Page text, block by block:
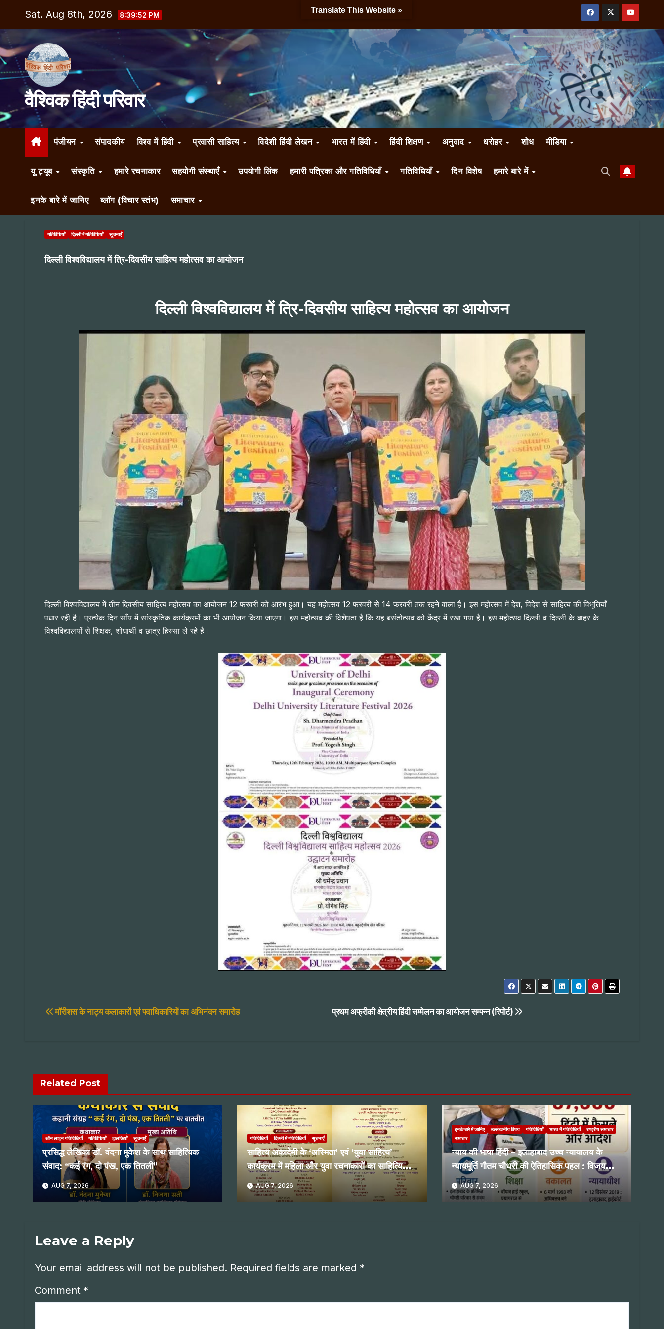
content
Sat. Aug 8th, 2026 8:39:53 PM
वैश्विक हिंदी परिवार
पंजीयन संपादकीय विश्व में हिंदी प्रवासी साहित्य विदेशी हिंदी लेखन भारत में हिंदी हिंदी शिक्षण अनुवाद धरोहर शोध मीडिया
यू ट्यूब संस्कृति हमारे रचनाकार सहयोगी संस्थाएँ उपयोगी लिंक हमारी पत्रिका और गतिविधियाँ गतिविधियाँ दिन विशेष हमारे बारे में
इनके बारे में जानिए ब्लॉग (विचार स्तंभ) समाचार
गतिविधियाँ दिल्ली में गतिविधियाँ सूचनाएँ
दिल्ली विश्वविद्यालय में त्रि-दिवसीय साहित्य महोत्सव का आयोजन
दिल्ली विश्वविद्यालय में त्रि-दिवसीय साहित्य महोत्सव का आयोजन
दिल्ली विश्वविद्यालय में तीन दिवसीय साहित्य महोत्सव का आयोजन 12 फरवरी को आरंभ हुआ। यह महोत्सव 12 फरवरी से 14 फरवरी तक रहने वाला है। इस महोत्सव में देश, विदेश से साहित्य की विभूतियाँ
पधार रही है। प्रत्येक दिन साँय में सांस्कृतिक कार्यक्रमों का भी आयोजन किया जाएगा। इस महोत्सव की विशेषता है कि यह बसंतोत्सव को केंद्र में रखा गया है। इस महोत्सव दिल्ली व दिल्ली के बाहर के
विश्वविद्यालयों से शिक्षक, शोधार्थी व छात्र हिस्सा ले रहे है।
Post
प्रथम अफ्रीकी क्षेत्रीय हिंदी सम्मेलन का आयोजन सम्पन्न (रिपोर्ट)
मॉरीशस के नाट्य कलाकारों एवं पदाधिकारियों का अभिनंदन समारोह
Related Post
ऑन लाइन गतिविधियाँ गतिविधियाँ झलकियाँ सूचनाएँ
प्रसिद्ध लेखिका डॉ. वंदना मुकेश के साथ साहित्यिक
संवाद: “कई रंग, दो पंख, एक तितली”
AUG 7, 2026
गतिविधियाँ दिल्ली में गतिविधियाँ सूचनाएँ
साहित्य अकादेमी के ‘अस्मिता’ एवं ‘युवा साहित्य’
कार्यक्रम में महिला और युवा रचनाकारों का साहित्यिक
पाठAUG 7, 2026
इनके बारे में जानिए उल्लेखनीय विषय गतिविधियाँ भारत में गतिविधियाँ
राष्ट्रीय समाचार
समाचार
न्याय की भाषा हिंदी – इलाहाबाद उच्च न्यायालय के
न्यायमूर्ति गौतम चौधरी की ऐतिहासिक पहल : विजय
प्रभाकर नगरकर
AUG 7, 2026
Leave a Reply
Your email address will not be published. Required fields are marked *
Comment *
Translate This Website »